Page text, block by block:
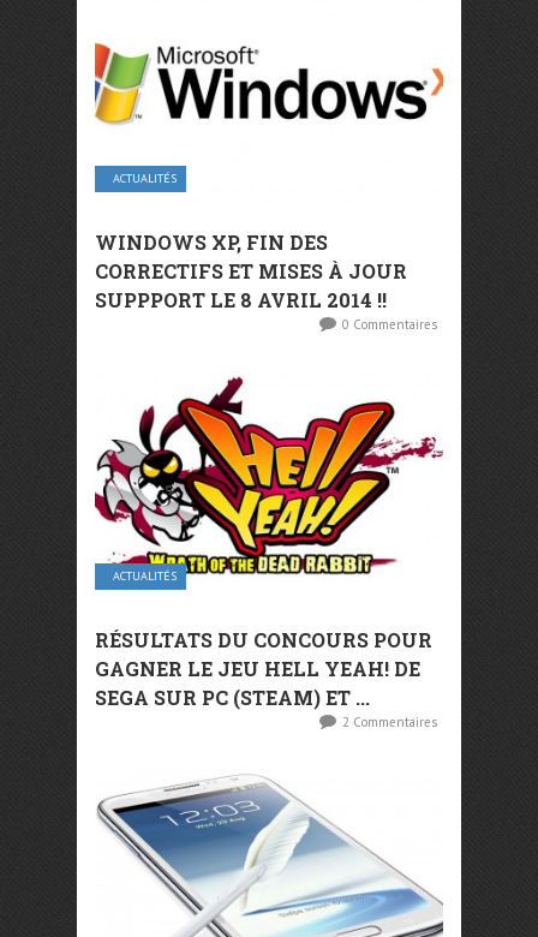
ACTUALITÉS
WINDOWS XP, FIN DES
CORRECTIFS ET MISES À JOUR
SUPPPORT LE 8 AVRIL 2014 !!
0 Commentaires
ACTUALITÉS
RÉSULTATS DU CONCOURS POUR
GAGNER LE JEU HELL YEAH! DE
SEGA SUR PC (STEAM) ET ...
2 Commentaires